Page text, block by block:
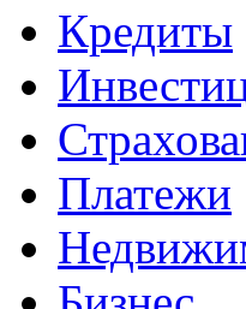
Кредиты
Платежи